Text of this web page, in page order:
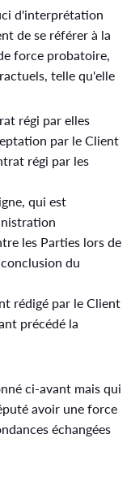
d'interprétation
de se référer à la
force probatoire,
telle qu'elle
régi par elles
par le Client
régi par les
qui est
les Parties lors de
du
rédigé par le Client
précédé la
ci-avant mais qui
avoir une force
échangées